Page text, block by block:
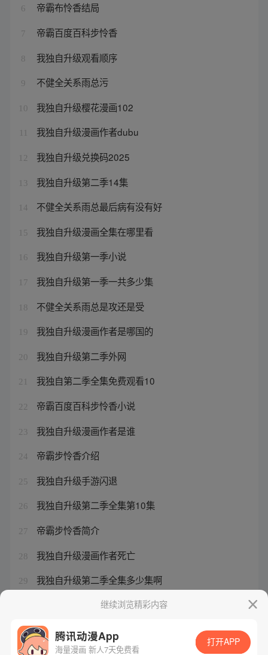
6 帝霸布怜香结局
7 帝霸百度百科步怜香
8 我独自升级观看顺序
9 不健全关系雨总污
10 我独自升级樱花漫画102
我独自升级漫画作者dubu
12 我独自升级兑换码2025
13 我独自升级第二季14集
14 不健全关系雨总最后病有没有好
15 我独自升级漫画全集在哪里看
16 我独自升级第一季小说
17 我独自升级第一季一共多少集
18 不健全关系雨总是攻还是受
19 我独自升级漫画作者是哪国的
20 我独自升级第二季外网
21 我独自第二季全集免费观看10
22 帝霸百度百科步怜香小说
23 我独自升级漫画作者是谁
24 帝霸步怜香介绍
25 我独自升级手游闪退
26 我独自升级第二季全集第10集
27 帝霸步怜香简介
28 我独自升级漫画作者死亡
29 我独自升级第二季全集多少集啊
我独自升级第二季全集11
继续浏览精彩内容
腾讯动漫App
海量漫画 新人7天免费看
打开APP